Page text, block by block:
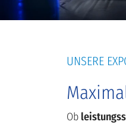
UNSERE
Ob